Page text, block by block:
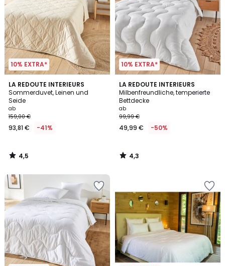
10% EXTRA*
LA REDOUTE INTERIEURS
Sommerduvet, Leinen und
Seide
ab
159,00 €
93,81 € -41%
4,5
/ 5
4,5
/
10% EXTRA*
LA REDOUTE INTERIEURS
Milbenfreundliche, temperierte
Bettdecke
ab
99,99 €
49,99 € -50%
4,3
/ 5
4,3
/